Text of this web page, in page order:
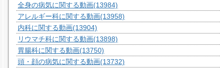
全身の病気に関する動画(13984)
アレルギー科に関する動画(13958)
内科に関する動画(13904)
リウマチ科に関する動画(13898)
胃腸科に関する動画(13750)
頭・顔の病気に関する動画(13732)